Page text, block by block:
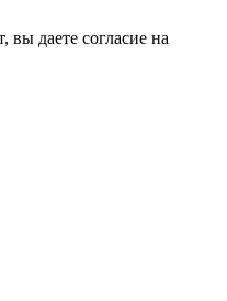
вы даете согласие на